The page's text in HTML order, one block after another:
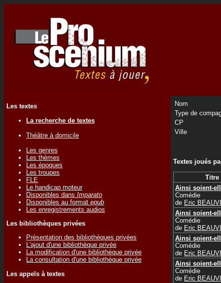
Les textes
La recherche de textes
Théâtre à domicile
Les genres
Les thèmes
Les époques
Les troupes
FLE
Le handicap moteur
Disponibles dans Imparato
Disponibles au format epub
Les enregistrements audios
Les bibliothèques privées
Présentation des bibliothèques privées
L'ajout d'une bibliothèque privée
La modification d'une bibliothèque privée
La consultation d'une bibliothèque privée
Les appels à textes
Nom
Type de
CP
Ville
Textes joués
Titre
Ainsi soient-
Comédie
de Eric
Ainsi soient-
Comédie
de Eric
Ainsi soient-
Comédie
de Eric
Ainsi soient-
Comédie
de Eric